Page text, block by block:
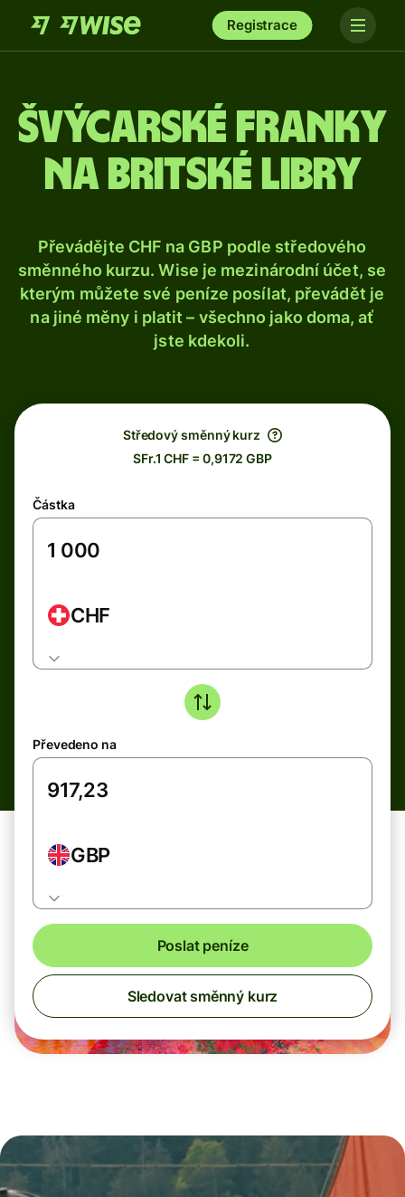
Registrace
Švýcarské franky
na britské libry
Převádějte CHF na GBP podle středového
směnného kurzu. Wise je mezinárodní účet, se
kterým můžete své peníze posílat, převádět je
na jiné měny i platit – všechno jako doma, ať
jste kdekoli.
Středový směnný kurz
SFr.1 CHF = 0,9172 GBP
Částka
CHF
Převedeno na
GBP
Poslat peníze
Sledovat směnný kurz